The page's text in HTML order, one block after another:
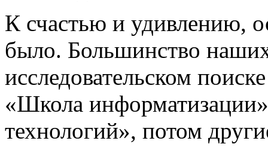
К счастью и удивлению,
было. Большинство
исследовательском
«Школа
технологий», потом